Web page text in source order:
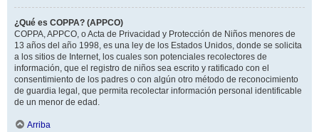
¿Qué es COPPA? (APPCO)
COPPA, APPCO, o Acta de Privacidad y Protección de Niños menores de
13 años del año 1998, es una ley de los Estados Unidos, donde se solicita
a los sitios de Internet, los cuales son potenciales recolectores de
información, que el registro de niños sea escrito y ratificado con el
consentimiento de los padres o con algún otro método de reconocimiento
de guardia legal, que permita recolectar información personal identificable
de un menor de edad.
Arriba